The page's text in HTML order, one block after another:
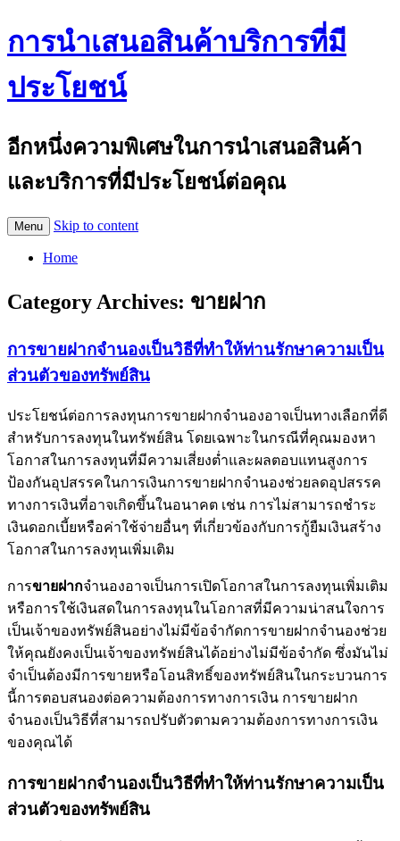
การนำเสนอสินค้าบริการที่มี
ประโยชน์
อีกหนึ่งความพิเศษในการนำเสนอสินค้า
และบริการที่มีประโยชน์ต่อคุณ
Menu Skip to content
Home
Category Archives: ขายฝาก
การขายฝากจำนองเป็นวิธีที่ทำให้ท่านรักษาความเป็น
ส่วนตัวของทรัพย์สิน
ประโยชน์ต่อการลงทุนการขายฝากจำนองอาจเป็นทางเลือกที่ดี
สำหรับการลงทุนในทรัพย์สิน โดยเฉพาะในกรณีที่คุณมองหา
โอกาสในการลงทุนที่มีความเสี่ยงต่ำและผลตอบแทนสูงการ
ป้องกันอุปสรรคในการเงินการขายฝากจำนองช่วยลดอุปสรรค
ทางการเงินที่อาจเกิดขึ้นในอนาคต เช่น การไม่สามารถชำระ
เงินดอกเบี้ยหรือค่าใช้จ่ายอื่นๆ ที่เกี่ยวข้องกับการกู้ยืมเงินสร้าง
โอกาสในการลงทุนเพิ่มเติม
การขายฝากจำนองอาจเป็นการเปิดโอกาสในการลงทุนเพิ่มเติม
หรือการใช้เงินสดในการลงทุนในโอกาสที่มีความน่าสนใจการ
เป็นเจ้าของทรัพย์สินอย่างไม่มีข้อจำกัดการขายฝากจำนองช่วย
ให้คุณยังคงเป็นเจ้าของทรัพย์สินได้อย่างไม่มีข้อจำกัด ซึ่งมันไม่
จำเป็นต้องมีการขายหรือโอนสิทธิ์ของทรัพย์สินในกระบวนการ
นี้การตอบสนองต่อความต้องการทางการเงิน การขายฝาก
จำนองเป็นวิธีที่สามารถปรับตัวตามความต้องการทางการเงิน
ของคุณได้
การขายฝากจำนองเป็นวิธีที่ทำให้ท่านรักษาความเป็น
ส่วนตัวของทรัพย์สิน